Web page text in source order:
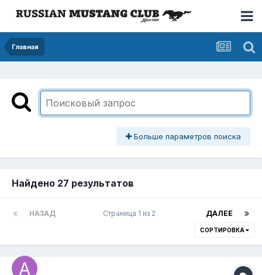
Главная
Больше параметров поиска
Найдено 27 результатов
НАЗАД ДАЛЕЕ
Страница 1 из 2
СОРТИРОВКА